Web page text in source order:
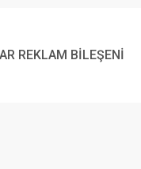
REKLAM BİLEŞENİ